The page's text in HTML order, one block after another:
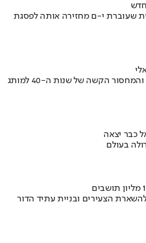
שעוברת י-ם מחזירה אותה לפסגת
איך אסם הפכה את תקופת הצנע והמחסור הקשה של שנות ה-40 למותג
כבר יצאה
בעולם
הצעירים ובניית עתיד הדור